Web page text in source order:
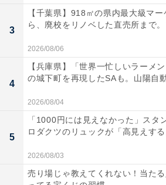
宿泊しなければ分からない横浜
3
【千葉県】918㎡の県内最大級マ
ら、廃校をリノベした直売所まで。
2026/08/06
4
【兵庫県】「世界一忙しいラーメ
の城下町を再現したSAも。山陽自
2026/08/04
5
「1000円には見えなかった」スタ
ロダクツのリュックが「高見えする
2026/08/03
売り場じゃ教えてくれない！当た